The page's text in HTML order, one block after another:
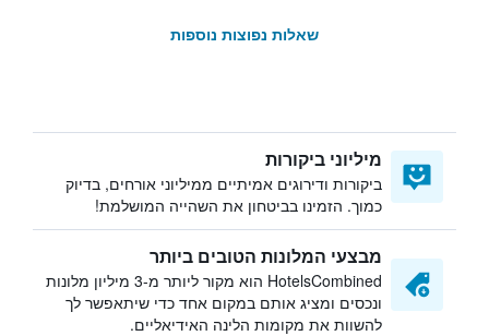
שאלות נפוצות נוספות
מיליוני ביקורות
ביקורות ודירוגים אמיתיים ממיליוני אורחים, בדיוק
כמוך. הזמינו בביטחון את השהייה המושלמת!
מבצעי המלונות הטובים ביותר
HotelsCombined הוא מקור ליותר מ-3 מיליון מלונות
ונכסים ומציג אותם במקום אחד כדי שיתאפשר לך
להשוות את מקומות הלינה האידיאליים.